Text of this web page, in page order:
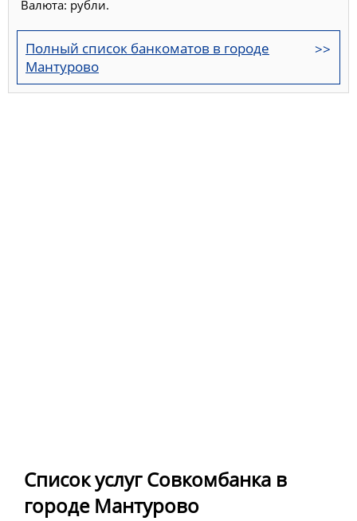
Валюта: рубли.
Полный список банкоматов в городе
Мантурово
Список услуг Совкомбанка в
городе Мантурово